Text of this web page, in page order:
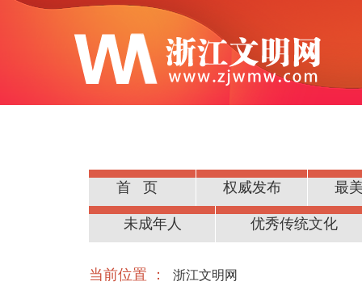
首页 权威发布 最
公民道德
未成年人 优秀传统文化
当前位置 ： 浙江文明网